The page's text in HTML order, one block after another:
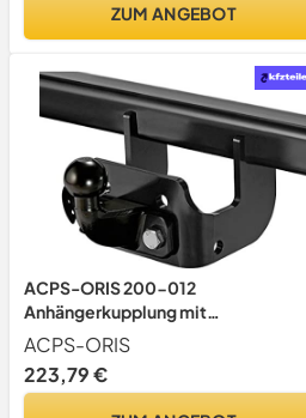
ZUM ANGEBOT
ACPS-ORIS 200-012
Anhängerkupplung mit
Schraubensatz Kompatibel mit
Transit Custom V362 Kastenwagen
FY, FZ
ACPS-ORIS
223,79 €